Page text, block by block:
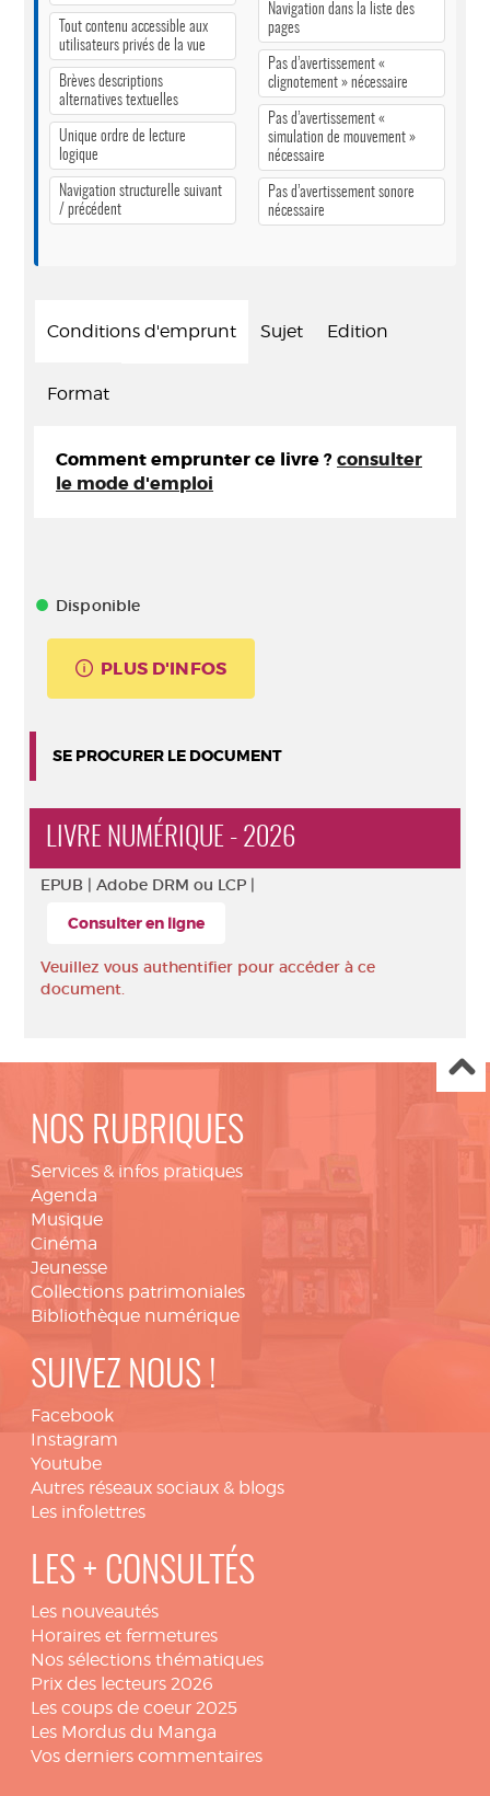
Tout contenu accessible aux
utilisateurs privés de la vue
Brèves descriptions
alternatives textuelles
Unique ordre de lecture
logique
Navigation structurelle suivant
/ précédent
Navigation dans la liste des
pages
Pas d’avertissement «
clignotement » nécessaire
Pas d’avertissement «
simulation de mouvement »
nécessaire
Pas d’avertissement sonore
nécessaire
Conditions d'emprunt Sujet Edition
Format
Comment emprunter ce livre ? consulter
le mode d'emploi
Disponible
PLUS D'INFOS
SE PROCURER LE DOCUMENT
LIVRE NUMÉRIQUE - 2026
EPUB | Adobe DRM ou LCP |
Consulter en ligne
Veuillez vous authentifier pour accéder à ce
document.
NOS RUBRIQUES
Services & infos pratiques
Agenda
Musique
Cinéma
Jeunesse
Collections patrimoniales
Bibliothèque numérique
SUIVEZ NOUS !
Facebook
Instagram
Youtube
Autres réseaux sociaux & blogs
Les infolettres
LES + CONSULTÉS
Les nouveautés
Horaires et fermetures
Nos sélections thématiques
Prix des lecteurs 2026
Les coups de coeur 2025
Les Mordus du Manga
Vos derniers commentaires